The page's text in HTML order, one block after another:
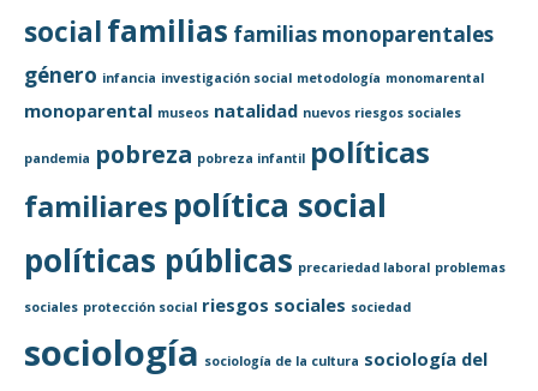
socialfamilias familias monoparentales
género infancia investigación social metodología monomarental
monoparental museos natalidad nuevos riesgos sociales
pandemia pobreza pobreza infantil políticas
familiares política social
políticas públicas precariedad laboral problemas
sociales protección social riesgos sociales sociedad
sociología sociología de la cultura sociología del